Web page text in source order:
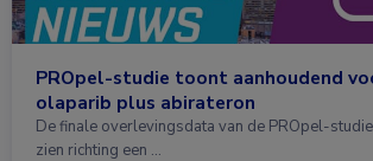
PROpel-studie toont aanhoudend
olaparib plus abirateron
De finale overlevingsdata van de PROpel-
zien richting een …